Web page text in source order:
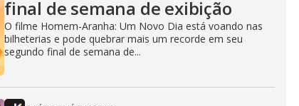
final de semana de exibição
O filme Homem-Aranha: Um Novo Dia está voando nas
bilheterias e pode quebrar mais um recorde em seu
segundo final de semana de...